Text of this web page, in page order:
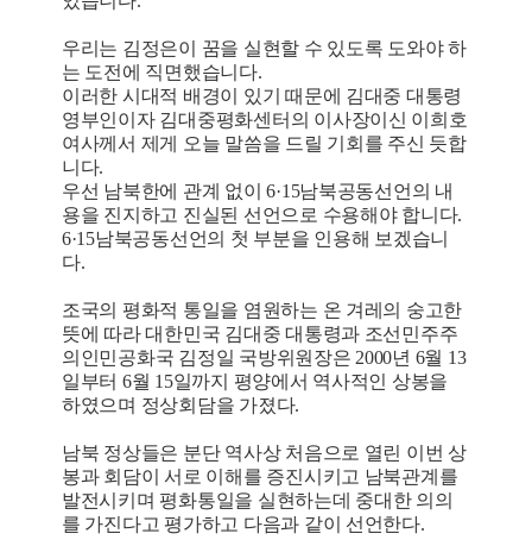
우리는 김정은이 꿈을 실현할 수 있도록 도와야 하
는 도전에 직면했습니다.
이러한 시대적 배경이 있기 때문에 김대중 대통령
영부인이자 김대중평화센터의 이사장이신 이희호
여사께서 제게 오늘 말씀을 드릴 기회를 주신 듯합
니다.
우선 남북한에 관계 없이 6·15남북공동선언의 내
용을 진지하고 진실된 선언으로 수용해야 합니다.
6·15남북공동선언의 첫 부분을 인용해 보겠습니
다.
조국의 평화적 통일을 염원하는 온 겨레의 숭고한
뜻에 따라 대한민국 김대중 대통령과 조선민주주
의인민공화국 김정일 국방위원장은 2000년 6월 13
일부터 6월 15일까지 평양에서 역사적인 상봉을
하였으며 정상회담을 가졌다.
남북 정상들은 분단 역사상 처음으로 열린 이번 상
봉과 회담이 서로 이해를 증진시키고 남북관계를
발전시키며 평화통일을 실현하는데 중대한 의의
를 가진다고 평가하고 다음과 같이 선언한다.